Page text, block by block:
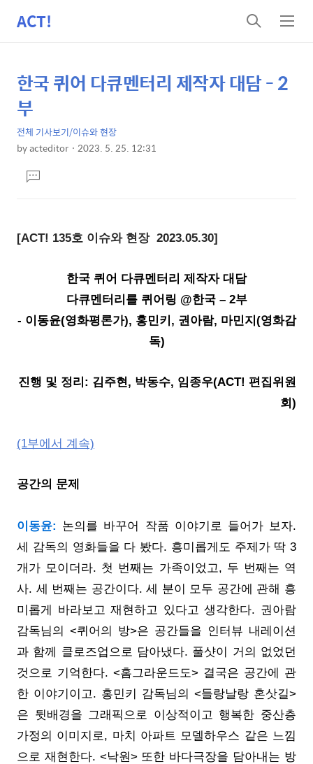
ACT!
검
색
메
뉴
상
세
컨
텐
본
문
제
목
한국 퀴어 다큐멘터리 제작자 대담 - 2
부
전체 기사보기/이슈와 현장
byacteditor 2023. 5. 25. 12:31
문댓
글
[ACT! 135호 이슈와 현장 2023.05.30]
한국 퀴어 다큐멘터리 제작자 대담
다큐멘터리를 퀴어링 @한국 – 2부
- 이동윤(영화평론가), 홍민키, 권아람, 마민지(영화감
독)
진행 및 정리: 김주현, 박동수, 임종우(ACT! 편집위원
회)
(1부에서 계속)
공간의 문제
이동윤: 논의를 바꾸어 작품 이야기로 들어가 보자.
세 감독의 영화들을 다 봤다. 흥미롭게도 주제가 딱 3
개가 모이더라. 첫 번째는 가족이었고, 두 번째는 역
사. 세 번째는 공간이다. 세 분이 모두 공간에 관해 흥
미롭게 바라보고 재현하고 있다고 생각한다. 권아람
감독님의 <퀴어의 방>은 공간들을 인터뷰 내레이션
과 함께 클로즈업으로 담아냈다. 풀샷이 거의 없었던
것으로 기억한다. <홈그라운드도> 결국은 공간에 관
한 이야기이고. 홍민키 감독님의 <들랑날랑 혼삿길>
은 뒷배경을 그래픽으로 이상적이고 행복한 중산층
가정의 이미지로, 마치 아파트 모델하우스 같은 느낌
으로 재현한다. <낙원> 또한 바다극장을 담아내는 방